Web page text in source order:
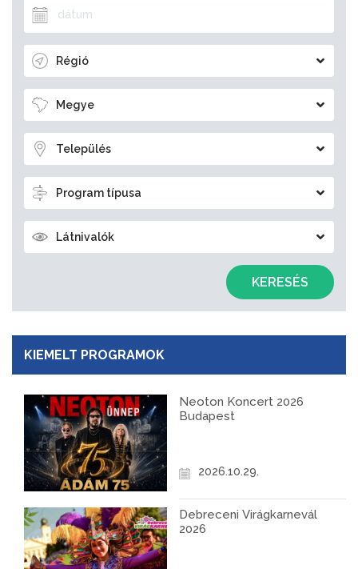
Régió
Megye
Település
Program típusa
Látnivalók
KERESÉS
KIEMELT PROGRAMOK
Neoton Koncert 2026
Budapest
2026.10.29.
Debreceni Virágkarnevál
2026